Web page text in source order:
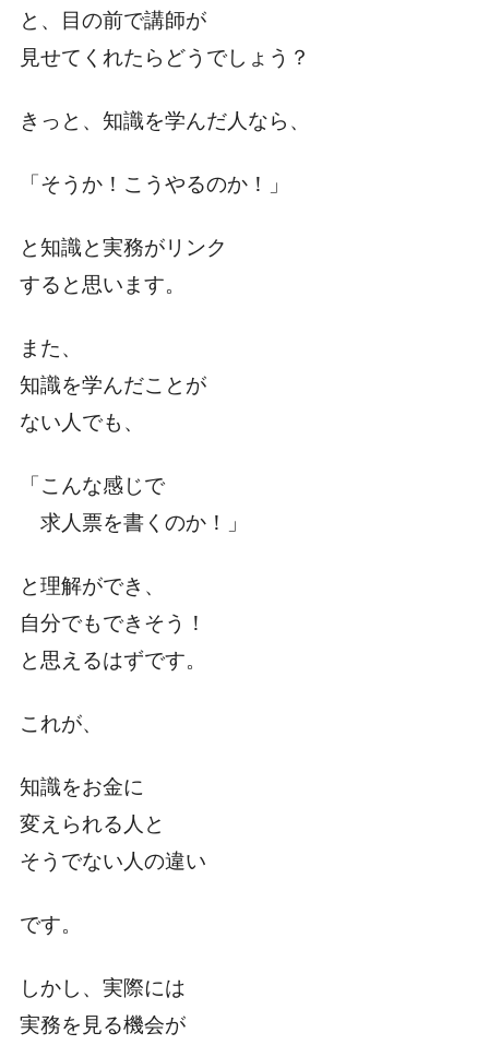
と、目の前で講師が
見せてくれたらどうでしょう？
きっと、知識を学んだ人なら、
「そうか！こうやるのか！」
と知識と実務がリンク
すると思います。
また、
知識を学んだことが
ない人でも、
「こんな感じで
求人票を書くのか！」
と理解ができ、
自分でもできそう！
と思えるはずです。
これが、
知識をお金に
変えられる人と
そうでない人の違い
です。
しかし、実際には
実務を見る機会が